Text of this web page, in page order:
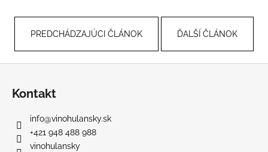
PREDCHÁDZAJÚCI ČLÁNOK ĎALŠÍ ČLÁNOK
Kontakt
info@vinohulansky.sk
+421 948 488 988
vinohulansky